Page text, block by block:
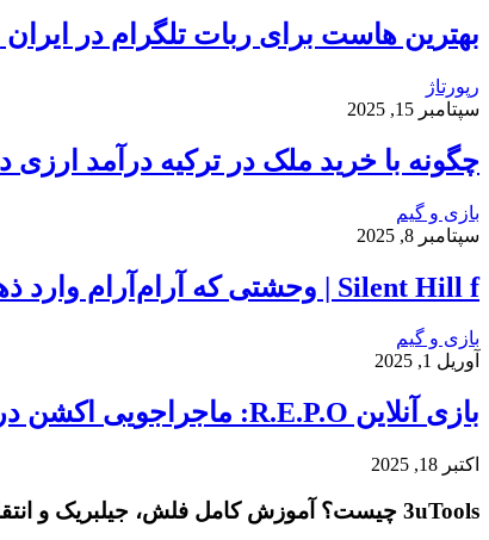
بهترین هاست برای ربات تلگرام در ایران
رپورتاژ
سپتامبر 15, 2025
چگونه با خرید ملک در ترکیه درآمد ارزی
بازی و گیم
سپتامبر 8, 2025
Silent Hill f | وحشتی که آرام‌آرام وارد ذهن شما می‌شود…
بازی و گیم
آوریل 1, 2025
بازی آنلاین R.E.P.O: ماجراجویی اکشن در دنیایی آخرالزمانی!
اکتبر 18, 2025
3uTools چیست؟ آموزش کامل فلش، جیلبریک و انتقال فایل در آیفون